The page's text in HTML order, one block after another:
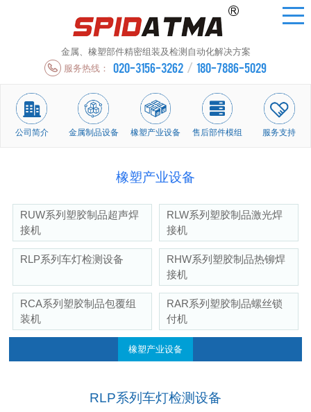
金属、橡塑部件精密组装及检测自动化解决方案
服务热线：
020-3156-3262 / 180-7886-5029
公司简介 金属制品设备 橡塑产业设备 售后部件模组 服务支持
橡塑产业设备
RUW系列塑胶制品超声焊
接机
RLW系列塑胶制品激光焊
接机
RLP系列车灯检测设备
RHW系列塑胶制品热铆焊
接机
RCA系列塑胶制品包覆组
装机
RAR系列塑胶制品螺丝锁
付机
橡塑产业设备
RLP系列车灯检测设备